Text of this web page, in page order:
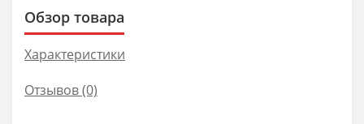
Обзор товара
Характеристики
Отзывов (0)